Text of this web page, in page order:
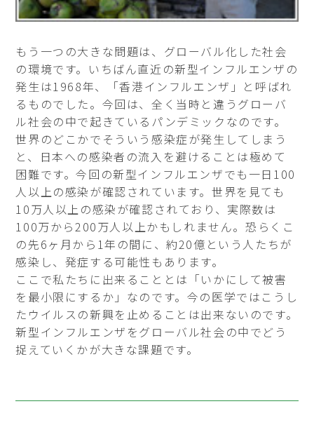
もう一つの大きな問題は、グローバル化した社会
の環境です。いちばん直近の新型インフルエンザの
発生は1968年、「香港インフルエンザ」と呼ばれ
るものでした。今回は、全く当時と違うグローバ
ル社会の中で起きているパンデミックなのです。
世界のどこかでそういう感染症が発生してしまう
と、日本への感染者の流入を避けることは極めて
困難です。今回の新型インフルエンザでも一日100
人以上の感染が確認されています。世界を見ても
10万人以上の感染が確認されており、実際数は
100万から200万人以上かもしれません。恐らくこ
の先6ヶ月から1年の間に、約20億という人たちが
感染し、発症する可能性もあります。
ここで私たちに出来ることとは「いかにして被害
を最小限にするか」なのです。今の医学ではこうし
たウイルスの新興を止めることは出来ないのです。
新型インフルエンザをグローバル社会の中でどう
捉えていくかが大きな課題です。